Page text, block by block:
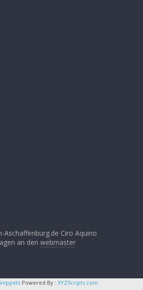
Aschaffenburg.de Ciro Aquino
an den webmaster
Powered By : XYZScripts.com